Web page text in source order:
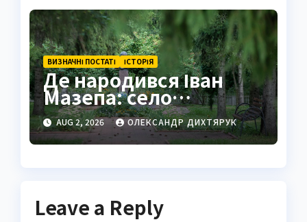
ВИЗНАЧНІ ПОСТАТІ ІСТОРІЯ
Де народився Іван
Мазепа: село
Мазепинці та корені
легендарного
гетьмана
AUG 2, 2026 ОЛЕКСАНДР ДИХТЯРУК
Leave a Reply